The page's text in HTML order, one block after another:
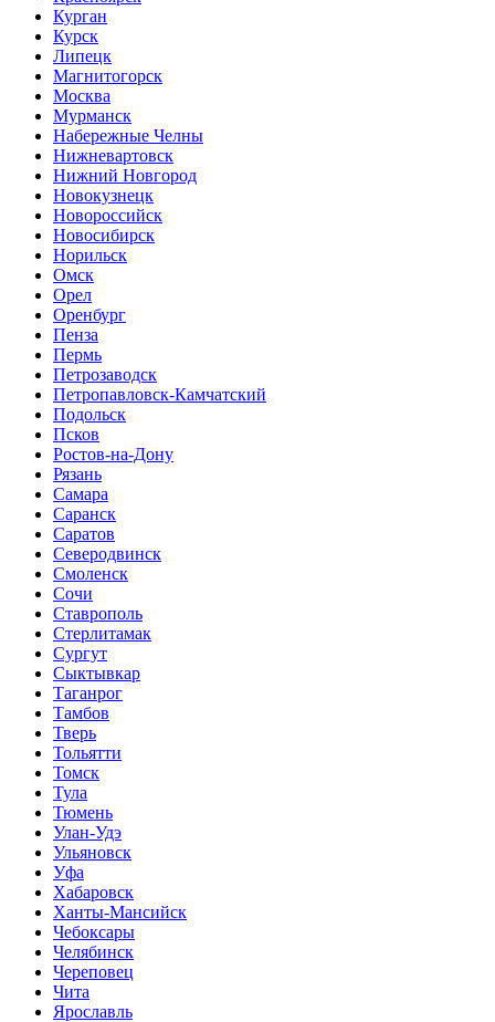
Курган
Курск
Липецк
Магнитогорск
Москва
Мурманск
Набережные Челны
Нижневартовск
Нижний Новгород
Новокузнецк
Новороссийск
Новосибирск
Норильск
Омск
Орел
Оренбург
Пенза
Пермь
Петрозаводск
Петропавловск-Камчатский
Подольск
Псков
Ростов-на-Дону
Рязань
Самара
Саранск
Саратов
Северодвинск
Смоленск
Сочи
Ставрополь
Стерлитамак
Сургут
Сыктывкар
Таганрог
Тамбов
Тверь
Тольятти
Томск
Тула
Тюмень
Улан-Удэ
Ульяновск
Уфа
Хабаровск
Ханты-Мансийск
Чебоксары
Челябинск
Череповец
Чита
Ярославль